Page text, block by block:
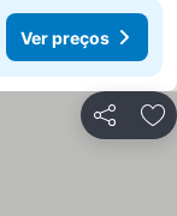
Ver preços
Partilhar